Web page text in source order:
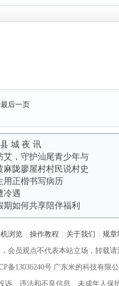
后一页
城 夜 讯
艾，守护汕尾青少年与
麻陇廖屋村村民说村史
用正楷书写病历
冷遇
期如何共享陪伴福利
浏览 操作教程 关于我们 规章
会员观点不代表本站立场，转载
备13036240号广东米的科技有限公
诉、违法和不良信息、未成年人保